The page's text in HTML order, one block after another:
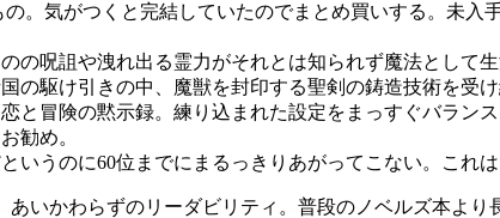
。気がつくと完結していたのでまとめ買いする。未入
呪詛や洩れ出る霊力がそれとは知られず魔法として
駆け引きの中、魔獣を封印する聖剣の鋳造技術を受
冒険の黙示録。練り込まれた設定をまっすぐバラン
勧め。
うのに60位までにまるっきりあがってこない。これは
あいかわらずのリーダビリティ。普段のノベルズ本よ